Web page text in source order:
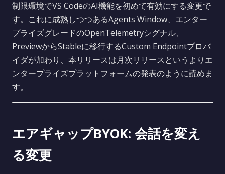
制限環境でVS CodeのAI機能を初めて有効にする変更で
す。これに成熟しつつあるAgents Window、エンター
プライズグレードのOpenTelemetryシグナル、
PreviewからStableに移行するCustom Endpointプロバ
イダが加わり、本リリースは月次リリースというよりエ
ンタープライズプラットフォームの発表のように読めま
す。
エアギャップBYOK: 会話を変え
る変更